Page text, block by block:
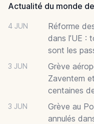
Actualité du monde
4 JUN
Réforme
dans l’UE :
sont les
3 JUN
Grève
Zaventem
centaines
3 JUN
Grève au
annulés